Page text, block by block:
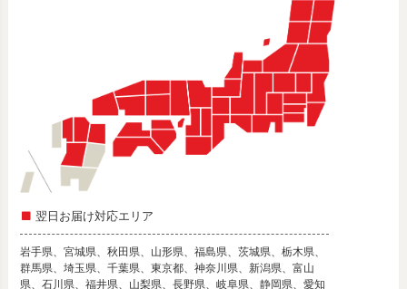
翌日お届け対応エリア
岩手県、宮城県、秋田県、山形県、福島県、茨城県、栃木県、
群馬県、埼玉県、千葉県、東京都、神奈川県、新潟県、富山
県、石川県、福井県、山梨県、長野県、岐阜県、静岡県、愛知